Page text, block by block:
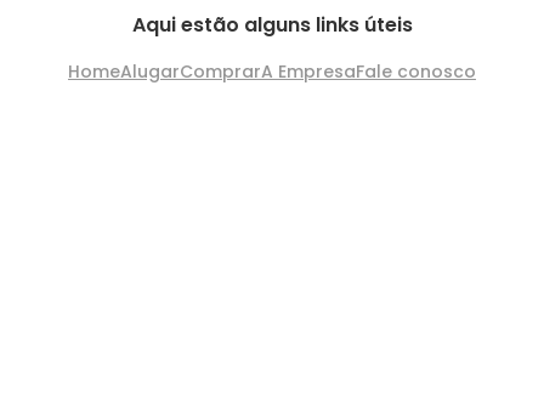
Aqui estão alguns links úteis
HomeAlugarComprarA EmpresaFale conosco